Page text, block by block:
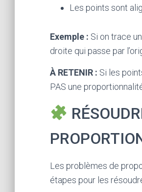
Les points sont
Exemple : Si on trace
droite qui passe par
À RETENIR : Si les
PAS une
Les problèmes de
étapes pour les